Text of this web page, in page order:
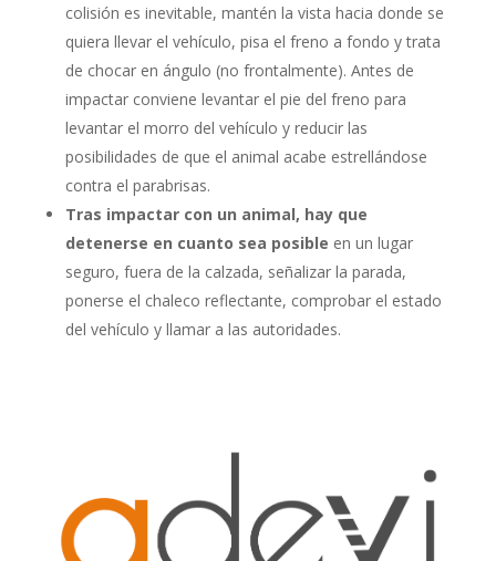
colisión es inevitable, mantén la vista hacia donde se
quiera llevar el vehículo, pisa el freno a fondo y trata
de chocar en ángulo (no frontalmente). Antes de
impactar conviene levantar el pie del freno para
levantar el morro del vehículo y reducir las
posibilidades de que el animal acabe estrellándose
contra el parabrisas.
Tras impactar con un animal, hay que
detenerse en cuanto sea posible en un lugar
seguro, fuera de la calzada, señalizar la parada,
ponerse el chaleco reflectante, comprobar el estado
del vehículo y llamar a las autoridades.